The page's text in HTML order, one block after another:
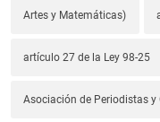
Artes y Matemáticas)
artículo 27 de la Ley 98-25
Asociación de Periodistas